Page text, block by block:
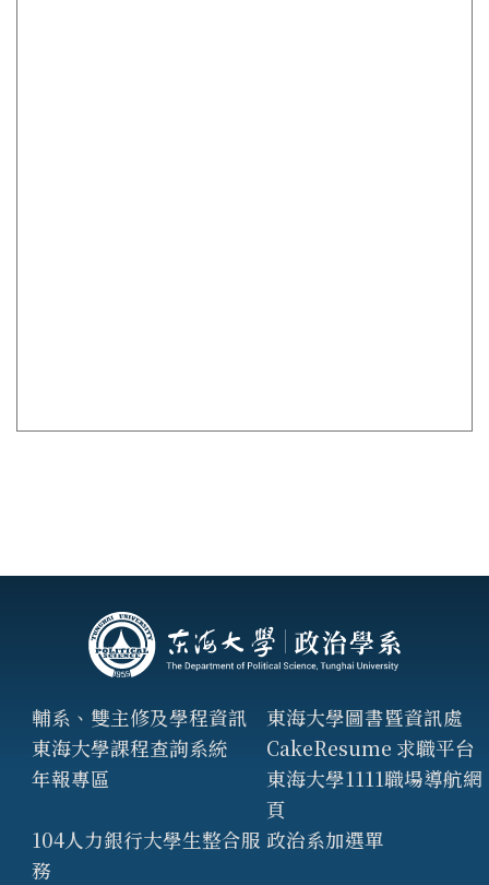
輔系、雙主修及學程資訊
東海大學圖書暨資訊處
東海大學課程查詢系統
CakeResume 求職平台
年報專區
東海大學1111職場導航網
頁
104人力銀行大學生整合服
務
政治系加選單